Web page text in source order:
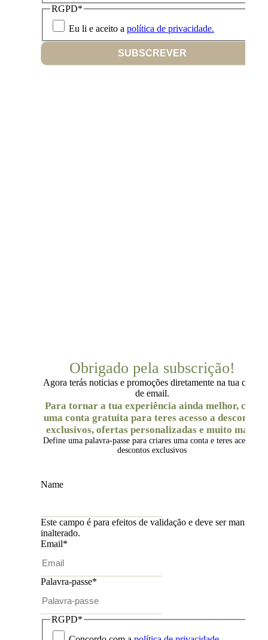
RGPD*
Eu li e aceito a política de privacidade.
SUBSCREVER
Obrigado pela subscrição!
Agora terás noticias e promoções diretamente na tua caixa
de email.
Para tornar a tua experiência ainda melhor, cria
uma conta gratuita para teres acesso a descontos
exclusivos, ofertas personalizadas e muito mais.
Define uma palavra-passe para criares uma conta e teres acesso a
descontos exclusivos
Name
Este campo é para efeitos de validação e deve ser mantido
inalterado.
Email*
Palavra-passe*
RGPD*